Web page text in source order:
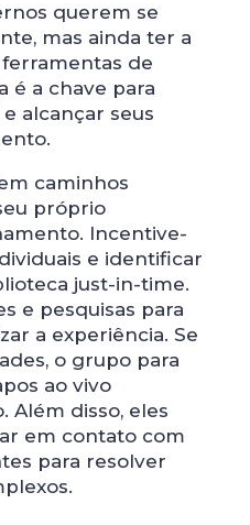
querem se
mas ainda ter a
de
é a chave para
alcançar seus
caminhos
próprio
Incentive-
e identificar
just-in-time.
e pesquisas para
a experiência. Se
o grupo para
ao vivo
Além disso, eles
em contato com
para resolver